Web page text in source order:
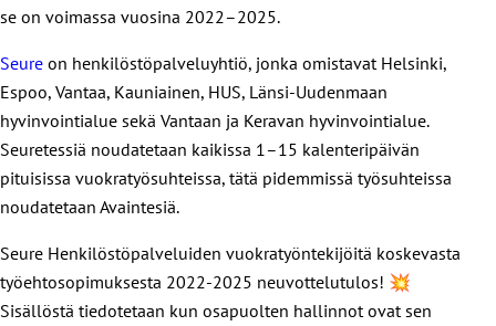
se on voimassa vuosina 2022–2025.
Seure on henkilöstöpalveluyhtiö, jonka omistavat Helsinki,
Espoo, Vantaa, Kauniainen, HUS, Länsi-Uudenmaan
hyvinvointialue sekä Vantaan ja Keravan hyvinvointialue.
Seuretessiä noudatetaan kaikissa 1–15 kalenteripäivän
pituisissa vuokratyösuhteissa, tätä pidemmissä työsuhteissa
noudatetaan Avaintesiä.
Seure Henkilöstöpalveluiden vuokratyöntekijöitä koskevasta
työehtosopimuksesta 2022-2025 neuvottelutulos! 💥
Sisällöstä tiedotetaan kun osapuolten hallinnot ovat sen